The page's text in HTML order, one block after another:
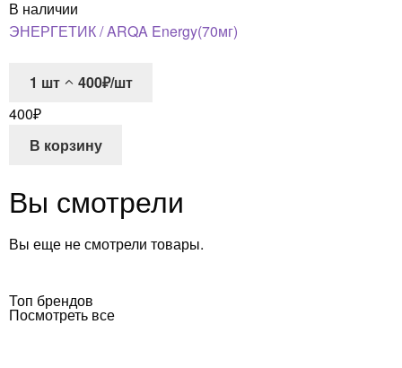
В наличии
ЭНЕРГЕТИК / ARQA Energy(70мг)
1 шт
400₽/шт
400₽
В корзину
Вы смотрели
Вы еще не смотрели товары.
Топ брендов
Посмотреть все